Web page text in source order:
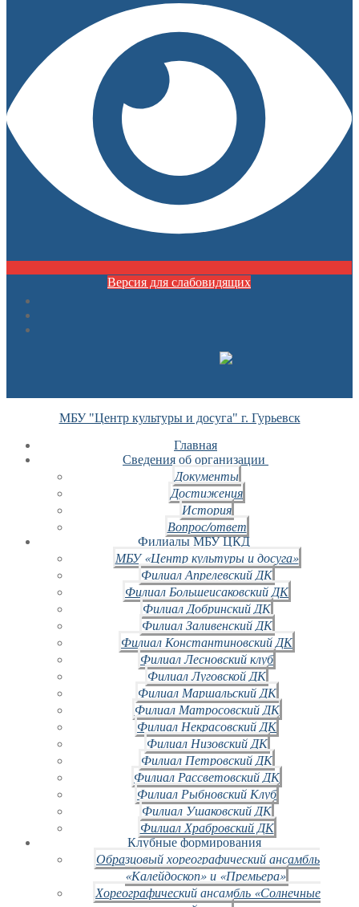
Версия для слабовидящих
МБУ "Центр культуры и досуга" г. Гурьевск
Главная
Сведения об организации
Документы
Достижения
История
Вопрос/ответ
Филиалы МБУ ЦКД
МБУ «Центр культуры и досуга»
Филиал Апрелевский ДК
Филиал Большеисаковский ДК
Филиал Добринский ДК
Филиал Заливенский ДК
Филиал Константиновский ДК
Филиал Лесновский клуб
Филиал Луговской ДК
Филиал Маршальский ДК
Филиал Матросовский ДК
Филиал Некрасовский ДК
Филиал Низовский ДК
Филиал Петровский ДК
Филиал Рассветовский ДК
Филиал Рыбновский Клуб
Филиал Ушаковский ДК
Филиал Храбровский ДК
Клубные формирования
Образцовый хореографический ансамбль
«Калейдоскоп» и «Премьера»
Хореографический ансамбль «Солнечные